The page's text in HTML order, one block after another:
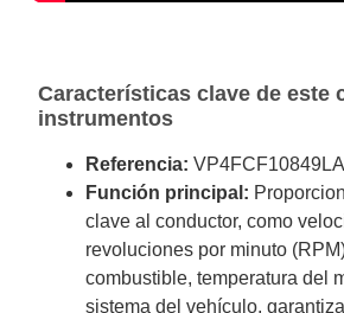
Características clave de este
instrumentos
Referencia: VP4FCF10849LA
Función principal:
clave al conductor, como
revoluciones por minuto
combustible, temperatura del
sistema del vehículo,